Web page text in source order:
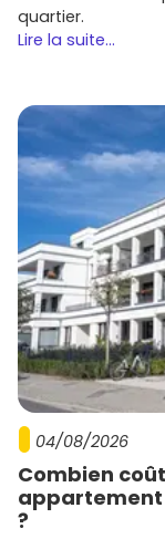
quartier.
Lire la suite...
04/08/2026
Combien
appartement
?